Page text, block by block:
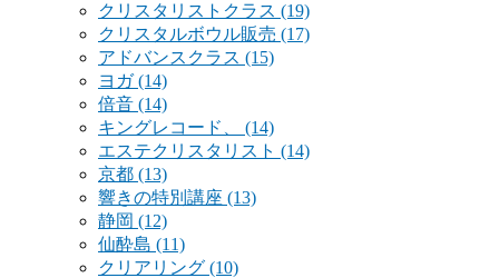
クリスタリストクラス (19)
クリスタルボウル販売 (17)
アドバンスクラス (15)
ヨガ(14)
倍音 (14)
キングレコード、 (14)
エステクリスタリスト (14)
京都 (13)
響きの特別講座 (13)
静岡 (12)
仙酔島 (11)
クリアリング (10)